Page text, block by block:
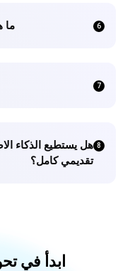
6 ما
7
8 هل يستطيع الذكاء
تقديمي كامل؟